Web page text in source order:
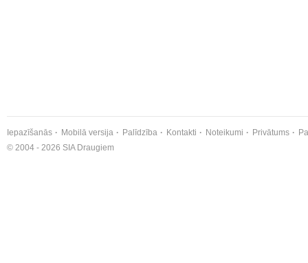
Iepazīšanās Mobilā versija Palīdzība Kontakti Noteikumi Privātums
© 2004 - 2026 SIA Draugiem